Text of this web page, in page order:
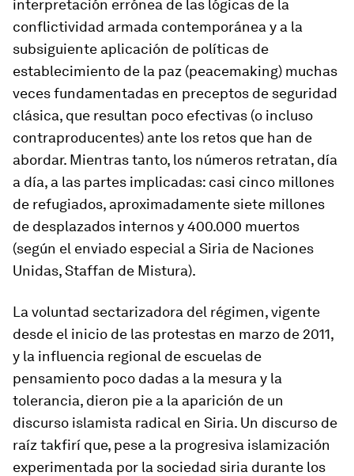
interpretación errónea de las lógicas de la
conflictividad armada contemporánea y a la
subsiguiente aplicación de políticas de
establecimiento de la paz (peacemaking) muchas
veces fundamentadas en preceptos de seguridad
clásica, que resultan poco efectivas (o incluso
contraproducentes) ante los retos que han de
abordar. Mientras tanto, los números retratan, día
a día, a las partes implicadas: casi cinco millones
de refugiados, aproximadamente siete millones
de desplazados internos y 400.000 muertos
(según el enviado especial a Siria de Naciones
Unidas, Staffan de Mistura).
La voluntad sectarizadora del régimen, vigente
desde el inicio de las protestas en marzo de 2011,
y la influencia regional de escuelas de
pensamiento poco dadas a la mesura y la
tolerancia, dieron pie a la aparición de un
discurso islamista radical en Siria. Un discurso de
raíz takfirí que, pese a la progresiva islamización
experimentada por la sociedad siria durante los